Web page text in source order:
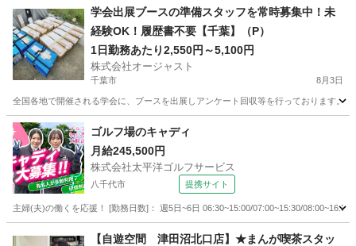
アミューズメント 給料
学会出展ブースの準備スタッフを常時募集中！未
経験OK！履歴書不要【千葉】（P）
1日勤務あたり2,550円～5,100円
株式会社オージャスト
千葉市 8月3日
全国各地で開催される学会に、ブースを出展しアンケート回収等を行っております。
千葉 千葉市 イベントスタッフ
ゴルフ場のキャディ
月給245,500円
株式会社太平洋ゴルフサービス
八千代市 提携サイト
主婦(夫)の働くを応援！ [勤務日数]： 週5日~6日 06:30~15:00/07:00~15:30/
その他
【自遊空間 津田沼北口店】★まんが喫茶スタッ